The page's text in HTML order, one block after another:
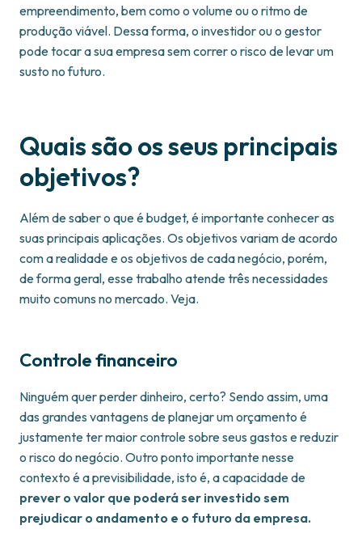
empreendimento, bem como o volume ou o ritmo de
produção viável. Dessa forma, o investidor ou o gestor
pode tocar a sua empresa sem correr o risco de levar um
susto no futuro.
Quais são os seus principais
objetivos?
Além de saber o que é budget, é importante conhecer as
suas principais aplicações. Os objetivos variam de acordo
com a realidade e os objetivos de cada negócio, porém,
de forma geral, esse trabalho atende três necessidades
muito comuns no mercado. Veja.
Controle financeiro
Ninguém quer perder dinheiro, certo? Sendo assim, uma
das grandes vantagens de planejar um orçamento é
justamente ter maior controle sobre seus gastos e reduzir
o risco do negócio. Outro ponto importante nesse
contexto é a previsibilidade, isto é, a capacidade de
prever o valor que poderá ser investido sem
prejudicar o andamento e o futuro da empresa.